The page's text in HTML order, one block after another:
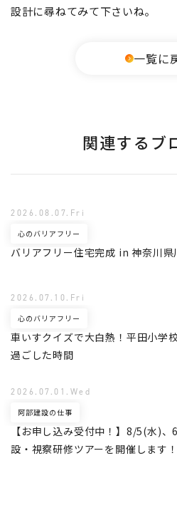
設計に尋ねてみて下さいね。
一覧に
関連するブ
バリアフリー住宅完成 in 神奈川県
心のバリアフリー
2026.08.07.Fri
車いすクイズで大白熱！平田小学
過ごした時間
心のバリアフリー
2026.07.10.Fri
【お申し込み受付中！】8/5(水)、
設・視察研修ツアーを開催します！
阿部建設の仕事
2026.07.01.Wed